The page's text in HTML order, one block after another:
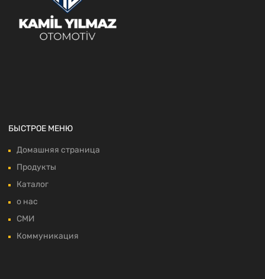
БЫСТРОЕ МЕНЮ
Домашняя страница
Продукты
Каталог
о нас
СМИ
Коммуникация